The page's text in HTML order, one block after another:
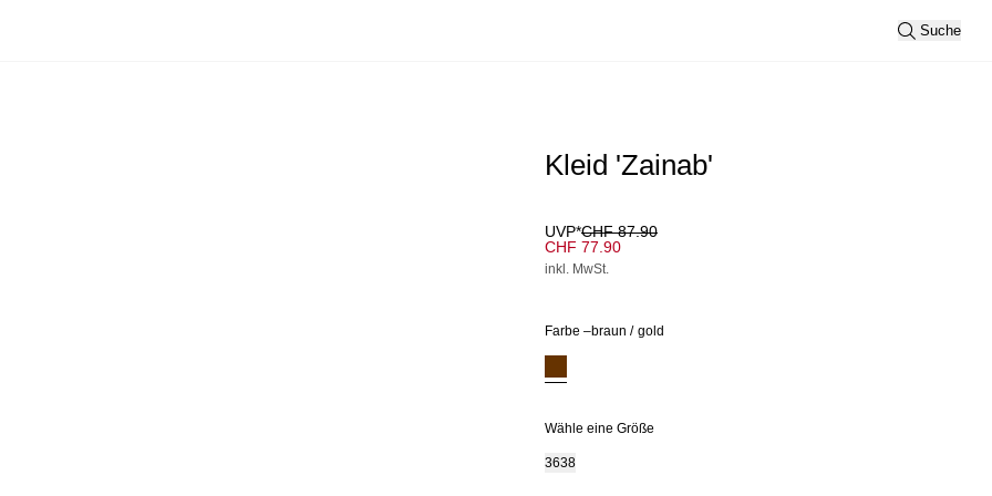
Suche
Kleid 'Zainab'
UVP*CHF 87.90
CHF 77.90
inkl. MwSt.
Farbe –braun / gold
Wähle eine Größe
3638